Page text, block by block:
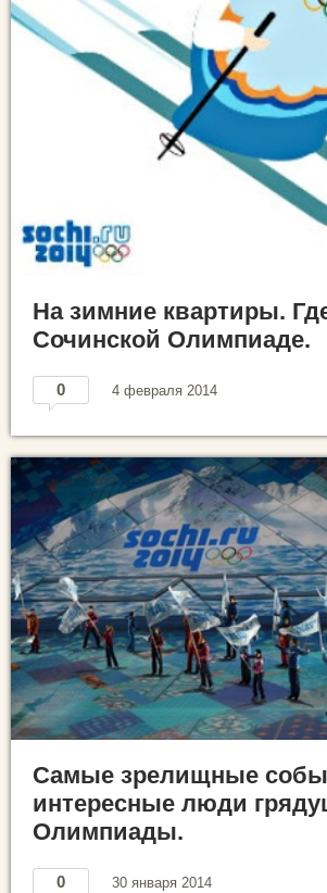
На зимние квартиры.
Сочинской Олимпиаде.
0 4 февраля 2014
Самые зрелищные
интересные люди
Олимпиады.
0 30 января 2014